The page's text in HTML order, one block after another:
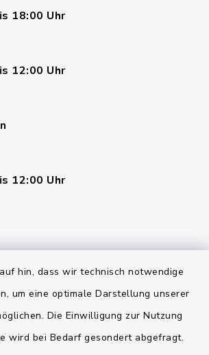
hin, dass wir technisch notwendige
um eine optimale Darstellung unserer
Die Einwilligung zur Nutzung
wird bei Bedarf gesondert abgefragt.
18:00 Uhr
12:00 Uhr
12:00 Uhr
Bankverbindung